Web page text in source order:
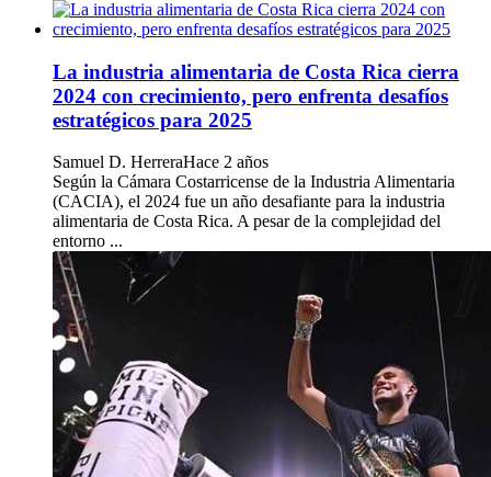
La industria alimentaria de Costa Rica cierra
2024 con crecimiento, pero enfrenta desafíos
estratégicos para 2025
Samuel D. HerreraHace 2 años
Según la Cámara Costarricense de la Industria Alimentaria
(CACIA), el 2024 fue un año desafiante para la industria
alimentaria de Costa Rica. A pesar de la complejidad del
entorno ...